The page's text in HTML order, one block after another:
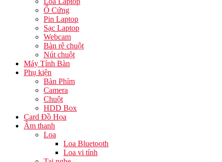
Ổ Cứng
Pin Laptop
Sạc Laptop
Webcam
Bàn rê chuột
Nút chuột
Máy Tính Bàn
Phụ kiện
Bàn Phím
Camera
Chuột
HDD Box
Card Đồ Họa
Âm thanh
Loa
Loa Bluetooth
Loa vi tính